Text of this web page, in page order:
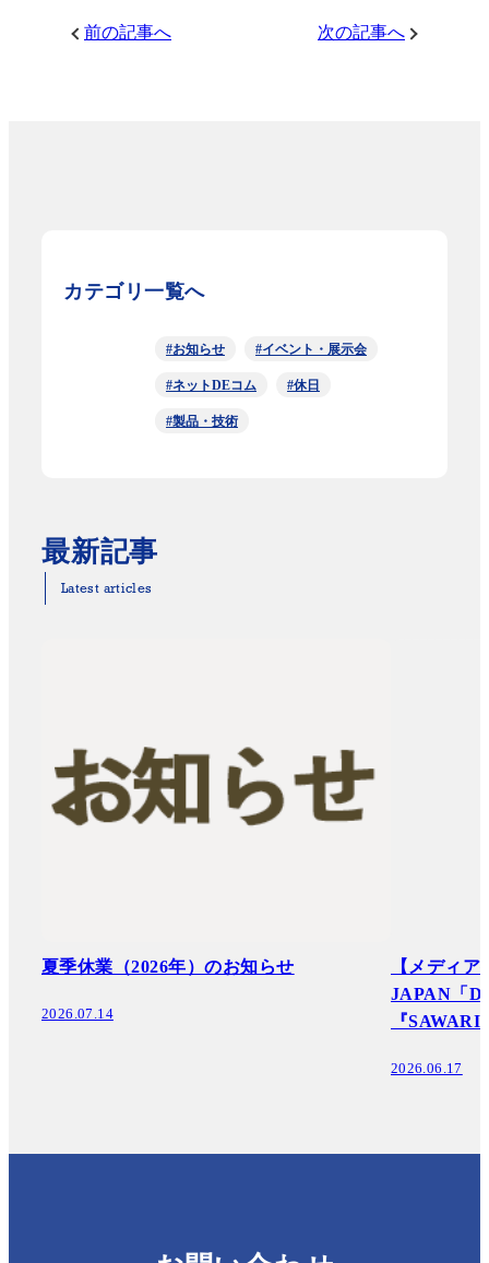
前の記事へ 次の記事へ
カテゴリ一覧へ
#お知らせ #イベント・展示会
#ネットDEコム #休日
#製品・技術
最新記事
Latest articles
夏季休業（2026年）のお知らせ
2026.07.14
【メディ
JAPAN「
『
2026.06.17